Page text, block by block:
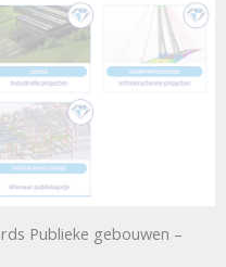
Publieke gebouwen –